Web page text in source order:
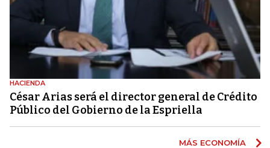
HACIENDA
César Arias será el director general de Crédito
Público del Gobierno de la Espriella
MÁS ECONOMÍA